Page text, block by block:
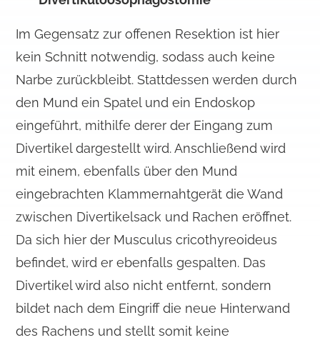
Im Gegensatz zur offenen Resektion ist hier
kein Schnitt notwendig, sodass auch keine
Narbe zurückbleibt. Stattdessen werden durch
den Mund ein Spatel und ein Endoskop
eingeführt, mithilfe derer der Eingang zum
Divertikel dargestellt wird. Anschließend wird
mit einem, ebenfalls über den Mund
eingebrachten Klammernahtgerät die Wand
zwischen Divertikelsack und Rachen eröffnet.
Da sich hier der Musculus cricothyreoideus
befindet, wird er ebenfalls gespalten. Das
Divertikel wird also nicht entfernt, sondern
bildet nach dem Eingriff die neue Hinterwand
des Rachens und stellt somit keine